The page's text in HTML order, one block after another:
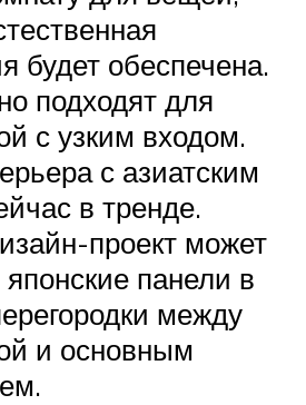
будет обеспечена.
подходят для
с узким входом.
с азиатским
в тренде.
проект может
панели в
между
и основным